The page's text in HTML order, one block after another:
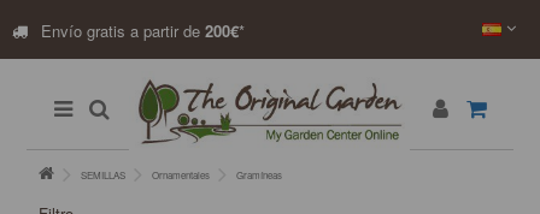
Envío gratis a partir de 200€*
SEMILLAS Ornamentales Gramíneas